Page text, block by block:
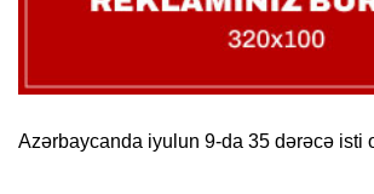
Azərbaycanda iyulun 9-da 35 dərəcə isti